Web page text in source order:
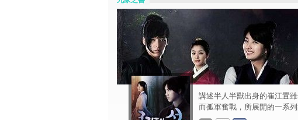
講述半人半獸出身的崔江置
而孤軍奮戰，所展開的一系列